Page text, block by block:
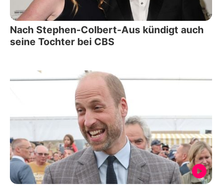
Nach Stephen-Colbert-Aus kündigt auch
seine Tochter bei CBS